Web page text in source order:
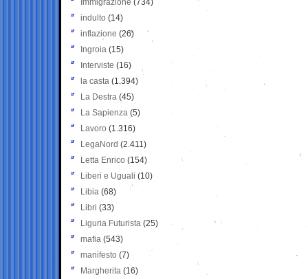
Immigrazione (734)
indulto (14)
inflazione (26)
Ingroia (15)
Interviste (16)
la casta (1.394)
La Destra (45)
La Sapienza (5)
Lavoro (1.316)
LegaNord (2.411)
Letta Enrico (154)
Liberi e Uguali (10)
Libia (68)
Libri (33)
Liguria Futurista (25)
mafia (543)
manifesto (7)
Margherita (16)